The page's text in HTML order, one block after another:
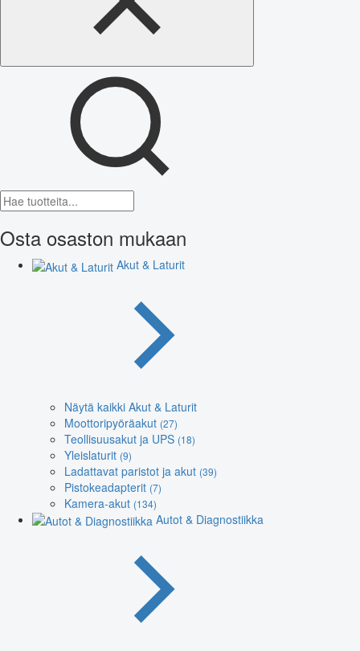
Osta osaston mukaan
Akut & Laturit
Näytä kaikki Akut & Laturit
Moottoripyöräakut (27)
Teollisuusakut ja UPS (18)
Yleislaturit (9)
Ladattavat paristot ja akut (39)
Pistokeadapterit (7)
Kamera-akut (134)
Autot & Diagnostiikka